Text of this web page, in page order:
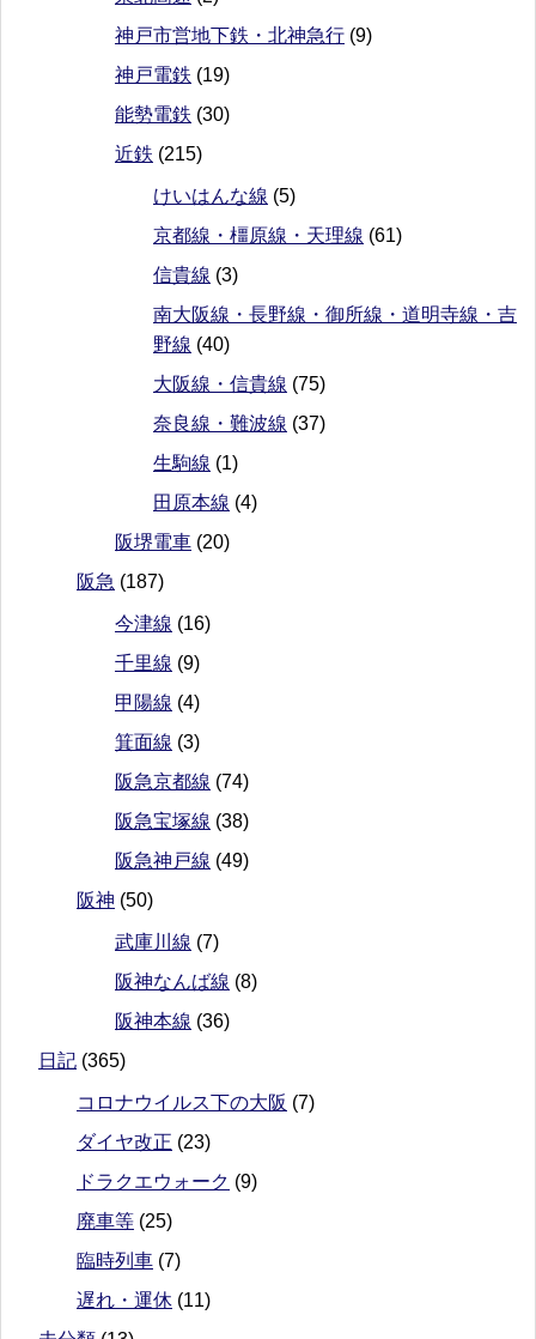
神戸市営地下鉄・北神急行 (9)
神戸電鉄 (19)
能勢電鉄 (30)
近鉄 (215)
けいはんな線 (5)
京都線・橿原線・天理線 (61)
信貴線 (3)
南大阪線・長野線・御所線・道明寺線・吉
野線 (40)
大阪線・信貴線 (75)
奈良線・難波線 (37)
生駒線 (1)
田原本線 (4)
阪堺電車 (20)
阪急 (187)
今津線 (16)
千里線 (9)
甲陽線 (4)
箕面線 (3)
阪急京都線 (74)
阪急宝塚線 (38)
阪急神戸線 (49)
阪神 (50)
武庫川線 (7)
阪神なんば線 (8)
阪神本線 (36)
日記 (365)
コロナウイルス下の大阪 (7)
ダイヤ改正 (23)
ドラクエウォーク (9)
廃車等 (25)
臨時列車 (7)
遅れ・運休 (11)